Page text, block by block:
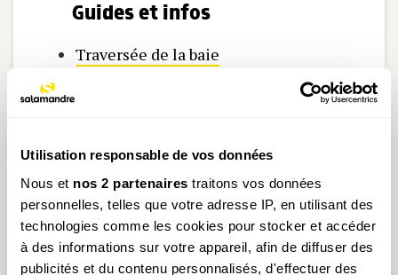
Utilisation responsable de vos données
Nous et nos 2 partenaires traitons vos données
personnelles, telles que votre adresse IP, en utilisant des
technologies comme les cookies pour stocker et accéder
à des informations sur votre appareil, afin de diffuser des
publicités et du contenu personnalisés, d'effectuer des
Guides et infos
Traversée de la baie
Michel